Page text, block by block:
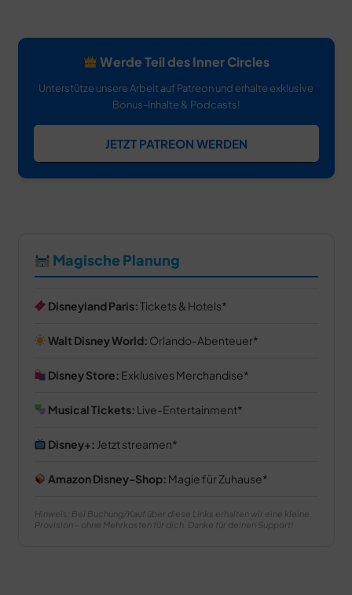
Werde Teil des Inner Circles
Unterstütze unsere Arbeit auf Patreon und erhalte exklusive
Bonus-Inhalte & Podcasts!
JETZT PATREON WERDEN
Magische Planung
Disneyland Paris:Tickets & Hotels
Walt Disney World: Orlando-Abenteuer
Disney Store: Exklusives Merchandise
Musical Tickets: Live-Entertainment
Disney+: Jetzt streamen
Amazon Disney-Shop: Magie für Zuhause
Hinweis: Bei Buchung/Kauf über diese Links erhalten wir eine kleine
Provision – ohne Mehrkosten für dich. Danke für deinen Support!